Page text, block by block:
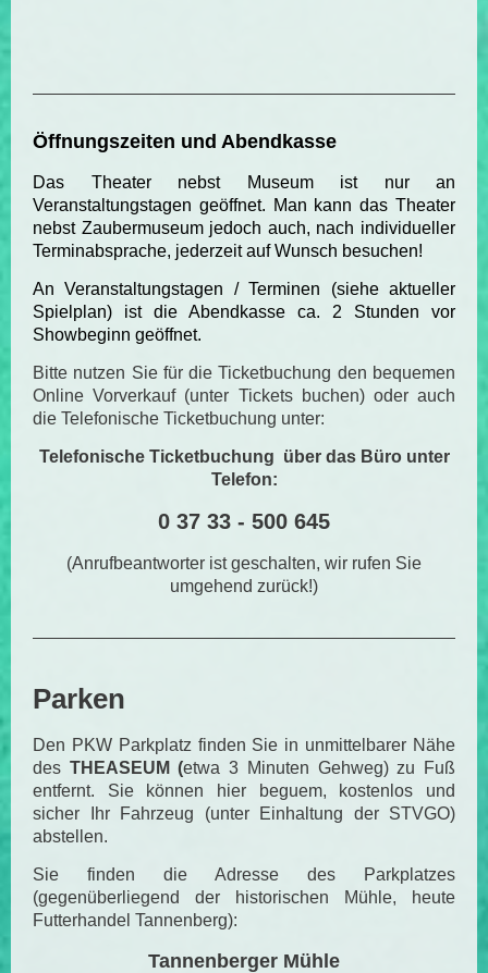
Öffnungszeiten und Abendkasse
Das Theater nebst Museum ist nur an
Veranstaltungstagen geöffnet. Man kann das Theater
nebst Zaubermuseum jedoch auch, nach individueller
Terminabsprache, jederzeit auf Wunsch besuchen!
An Veranstaltungstagen / Terminen (siehe aktueller
Spielplan) ist die Abendkasse ca. 2 Stunden vor
Showbeginn geöffnet.
Bitte nutzen Sie für die Ticketbuchung den bequemen
Online Vorverkauf (unter Tickets buchen) oder auch
die Telefonische Ticketbuchung unter:
Telefonische Ticketbuchung über das Büro unter
Telefon:
0 37 33 - 500 645
(Anrufbeantworter ist geschalten, wir rufen Sie
umgehend zurück!)
Parken
Den PKW Parkplatz finden Sie in unmittelbarer Nähe
des THEASEUM (etwa 3 Minuten Gehweg) zu Fuß
entfernt. Sie können hier beguem, kostenlos und
sicher Ihr Fahrzeug (unter Einhaltung der STVGO)
abstellen.
Sie finden die Adresse des Parkplatzes
(gegenüberliegend der historischen Mühle, heute
Futterhandel Tannenberg):
Tannenberger Mühle